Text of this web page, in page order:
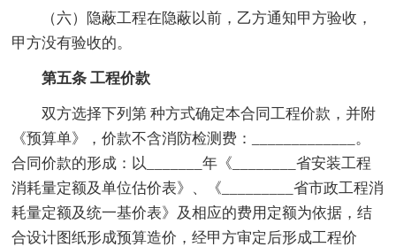
（六）隐蔽工程在隐蔽以前，乙方通知甲方验收，
甲方没有验收的。
第五条 工程价款
双方选择下列第 种方式确定本合同工程价款，并附
《预算单》，价款不含消防检测费：_____________。
合同价款的形成：以_______年《________省安装工程
消耗量定额及单位估价表》、《_________省市政工程消
耗量定额及统一基价表》及相应的费用定额为依据，结
合设计图纸形成预算造价，经甲方审定后形成工程价